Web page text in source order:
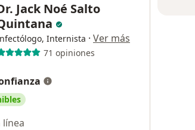
Jack Noé Salto
Internista · Ver más
71 opiniones
línea